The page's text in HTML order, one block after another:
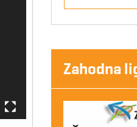
Zahodna